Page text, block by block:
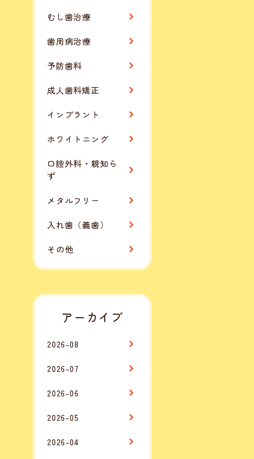
むし歯治療
歯周病治療
予防歯科
成人歯科矯正
インプラント
ホワイトニング
口腔外科・親知ら
ず
メタルフリー
入れ歯（義歯）
その他
アーカイブ
2026-08
2026-07
2026-06
2026-05
2026-04